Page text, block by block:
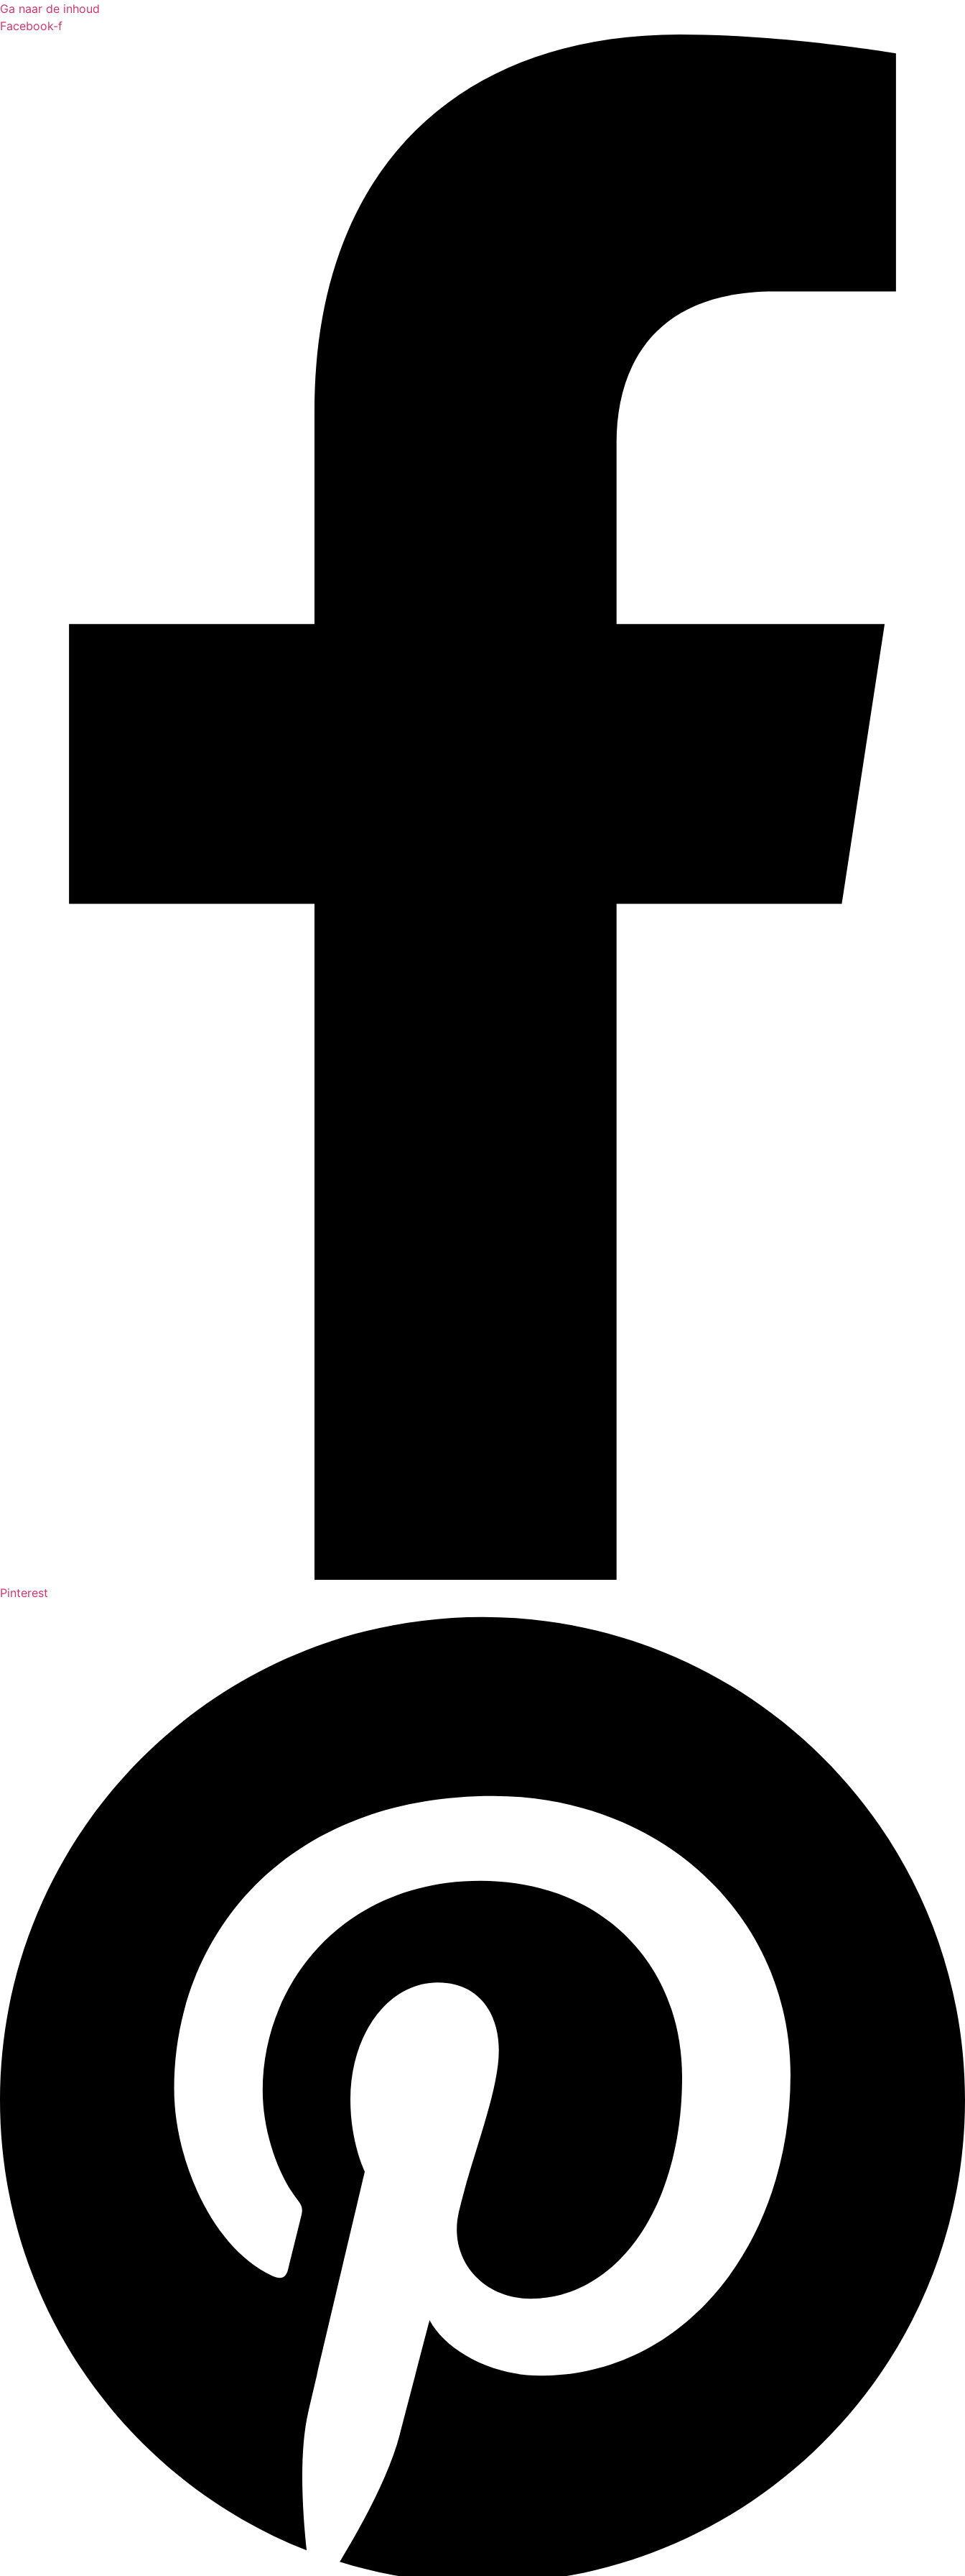
Ga naar de inhoud
Facebook-f
Pinterest